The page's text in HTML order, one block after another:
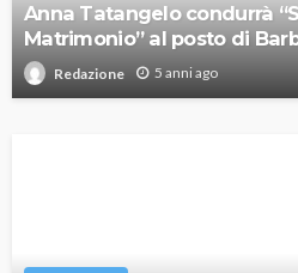
Anna Tatangelo condurrà
Matrimonio” al posto di
Redazione 5 anni ago